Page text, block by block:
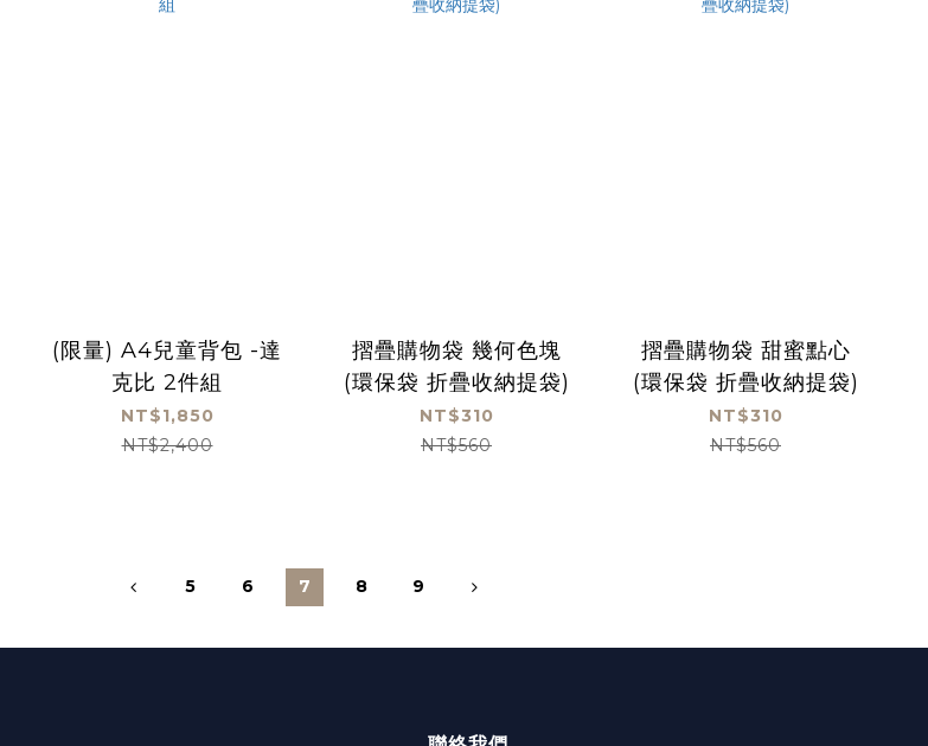
(限量) A4兒童背包 -達
克比 2件組
NT$1,850
NT$2,400
摺疊購物袋 幾何色塊
(環保袋 折疊收納提袋)
NT$310
NT$560
摺疊購物袋 甜蜜點心
(環保袋 折疊收納提袋)
NT$310
NT$560
5 6 7 8 9